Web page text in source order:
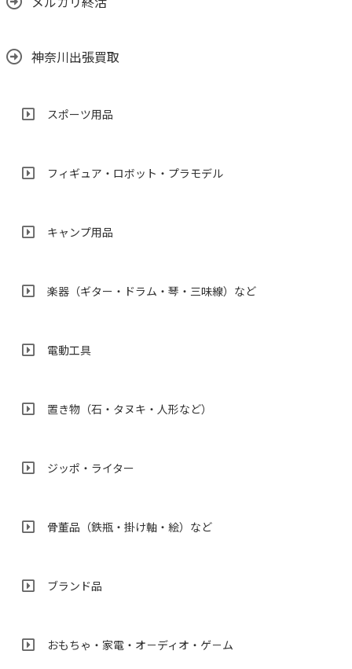
神奈川出張買取
スポーツ用品
フィギュア・ロボット・プラモデル
キャンプ用品
楽器（ギター・ドラム・琴・三味線）など
電動工具
置き物（石・タヌキ・人形など）
ジッポ・ライター
骨董品（鉄瓶・掛け軸・絵）など
ブランド品
おもちゃ・家電・オ－ディオ・ゲ－ム